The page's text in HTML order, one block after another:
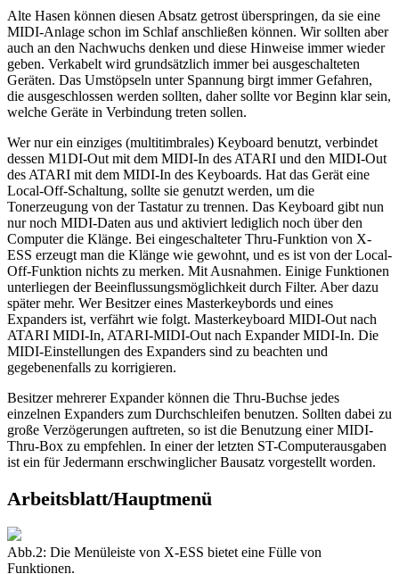
Alte Hasen können diesen Absatz getrost überspringen, da sie eine
MIDI-Anlage schon im Schlaf anschließen können. Wir sollten aber
auch an den Nachwuchs denken und diese Hinweise immer wieder
geben. Verkabelt wird grundsätzlich immer bei ausgeschalteten
Geräten. Das Umstöpseln unter Spannung birgt immer Gefahren,
die ausgeschlossen werden sollten, daher sollte vor Beginn klar sein,
welche Geräte in Verbindung treten sollen.
Wer nur ein einziges (multitimbrales) Keyboard benutzt, verbindet
dessen M1DI-Out mit dem MIDI-In des ATARI und den MIDI-Out
des ATARI mit dem MIDI-In des Keyboards. Hat das Gerät eine
Local-Off-Schaltung, sollte sie genutzt werden, um die
Tonerzeugung von der Tastatur zu trennen. Das Keyboard gibt nun
nur noch MIDI-Daten aus und aktiviert lediglich noch über den
Computer die Klänge. Bei eingeschalteter Thru-Funktion von X-
ESS erzeugt man die Klänge wie gewohnt, und es ist von der Local-
Off-Funktion nichts zu merken. Mit Ausnahmen. Einige Funktionen
unterliegen der Beeinflussungsmöglichkeit durch Filter. Aber dazu
später mehr. Wer Besitzer eines Masterkeybords und eines
Expanders ist, verfährt wie folgt. Masterkeyboard MIDI-Out nach
ATARI MIDI-In, ATARI-MIDI-Out nach Expander MIDI-In. Die
MIDI-Einstellungen des Expanders sind zu beachten und
gegebenenfalls zu korrigieren.
Besitzer mehrerer Expander können die Thru-Buchse jedes
einzelnen Expanders zum Durchschleifen benutzen. Sollten dabei zu
große Verzögerungen auftreten, so ist die Benutzung einer MIDI-
Thru-Box zu empfehlen. In einer der letzten ST-Computerausgaben
ist ein für Jedermann erschwinglicher Bausatz vorgestellt worden.
Arbeitsblatt/Hauptmenü
Abb.2: Die Menüleiste von X-ESS bietet eine Fülle von
Funktionen.